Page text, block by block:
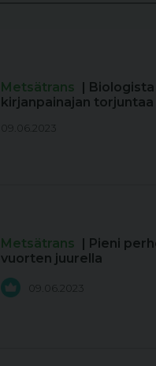
Metsätrans | Biologista
kirjanpainajan torjuntaa
09.06.2023
Metsätrans | Pieni
vuorten juurella
09.06.2023